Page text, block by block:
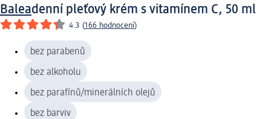
Baleadenní pleťový krém s vitamínem C, 50 ml
4.3 (166 hodnocení)
bez parabenů
bez alkoholu
bez parafínů/minerálních olejů
bez barviv